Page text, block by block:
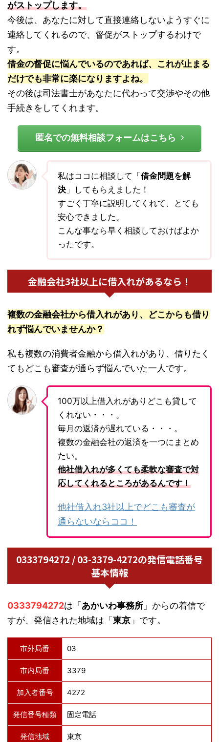
がストップします。
今後は、あなたに対して直接連絡しないようすぐに
連絡してくれるので、督促がストップするわけで
す。
借金の督促に悩んでいるのであれば、これが止まる
だけでも非常に楽になりますよね。
その後は司法書士があなたに代わって交渉やその他
手続きをしてくれます。
匿名での無料相談フォームはこちら
私はココに相談して「 借金問題を解
決」してもらえました！
すごく丁寧に説明してくれて、とても
安心できました。
こんな事なら早く相談しておけばよか
ったです。
金融会社3社以上に借入れがあるなら！
複数の金融会社から借入れがあり、どこからも借り
れず悩んでいませんか？
私も複数の消費者金融から借入れがあり、借りたく
てもどこも審査が通らず悩んでいた一人です。
100万以上借入れがありどこも貸して
くれない・・・。
毎月の返済が遅れている・・・。
複数の金融会社の返済を一つにまとめ
たい。
他社借入れが多くても柔軟な審査で対
応してくれるところがあるんです！
他社借入れ3社以上でどこも審査が
通らないならココ！
0333794272 / 03-3379-4272の発信電話番号
基本情報
0333794272は「 あかいわ事務所 」からの着信で
すが、発信された地域は「 東京 」です。
市外局番 03
市内局番 3379
加入者番号 4272
発信番号種類 固定電話
発信地域 東京